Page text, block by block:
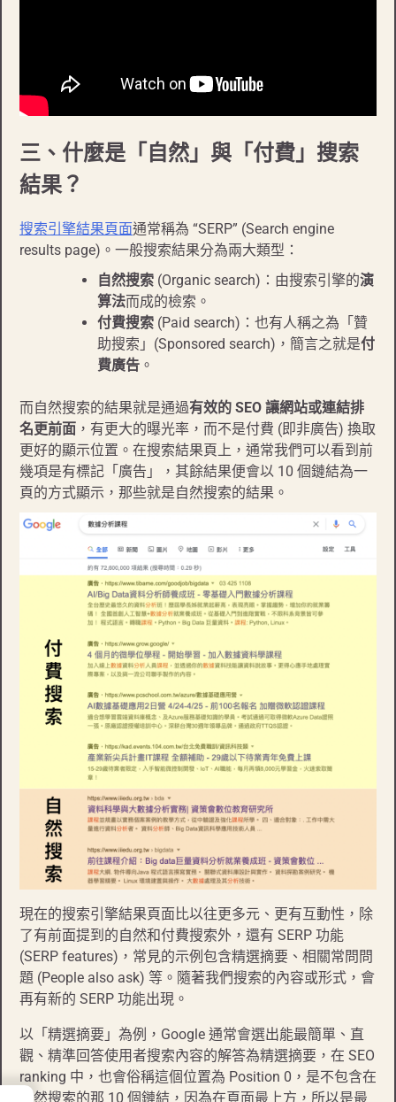
三、什麼是「自然」與「付費」搜索
結果？
搜索引擎結果頁面通常稱為 “SERP” (Search engine
results page)。一般搜索結果分為兩大類型：
自然搜索 (Organic search)：由搜索引擎的演
算法而成的檢索。
付費搜索 (Paid search)：也有人稱之為「贊
助搜索」(Sponsored search)，簡言之就是付
費廣告 。
而自然搜索的結果就是通過有效的 SEO 讓網站或連結排
名更前面 ，有更大的曝光率，而不是付費 (即非廣告) 換取
更好的顯示位置。在搜索結果頁上，通常我們可以看到前
幾項是有標記「廣告」，其餘結果便會以 10 個鏈結為一
頁的方式顯示，那些就是自然搜索的結果。
現在的搜索引擎結果頁面比以往更多元、更有互動性，除
了有前面提到的自然和付費搜索外，還有 SERP 功能
(SERP features)，常見的示例包含精選摘要、相關常問問
題 (People also ask) 等。隨著我們搜索的內容或形式，會
再有新的 SERP 功能出現。
以「精選摘要」為例，Google 通常會選出能最簡單、直
觀、精準回答使用者搜索內容的解答為精選摘要，在 SEO
ranking 中，也會俗稱這個位置為 Position 0，是不包含在
自然搜索的那 10 個鏈結，因為在頁面最上方，所以是最